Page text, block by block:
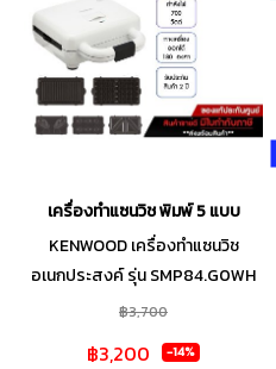
เครื่องทำแซนวิช พิมพ์ 5 แบบ
KENWOOD เครื่องทำแซนวิช
อเนกประสงค์ รุ่น SMP84.G0WH
฿3,700
฿3,200 -14%